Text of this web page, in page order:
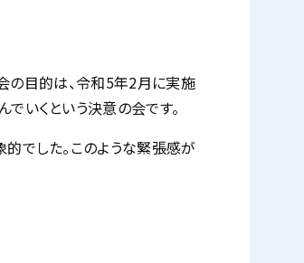
の目的は、令和5年2月に実施
いくという決意の会です。
でした。このような緊張感が